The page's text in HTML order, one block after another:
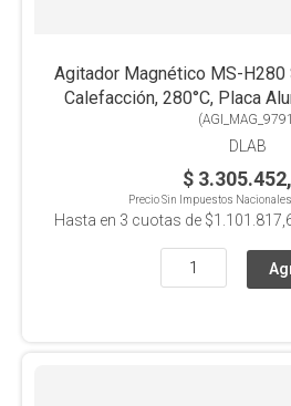
Agitador Magnético MS-H280
Calefacción, 280°C, Placa
Posiciones
(AGI_MAG_9791
DLAB
$
Precio Sin Impuestos
Hasta en 3 cuotas de